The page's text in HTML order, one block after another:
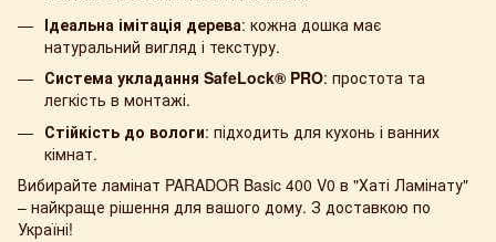
Ідеальна імітація дерева: кожна дошка має
натуральний вигляд і текстуру.
Система укладання SafeLock® PRO: простота та
легкість в монтажі.
Стійкість до вологи: підходить для кухонь і ванних
кімнат.
Вибирайте ламінат PARADOR Basic 400 V0 в "Хаті Ламінату"
– найкраще рішення для вашого дому. З доставкою по
Україні!